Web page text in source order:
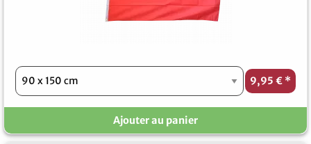
9,95 € *
Ajouter au panier